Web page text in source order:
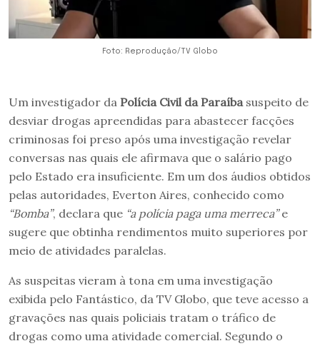
Foto: Reprodução/TV Globo
Um investigador da Polícia Civil da Paraíba suspeito de
desviar drogas apreendidas para abastecer facções
criminosas foi preso após uma investigação revelar
conversas nas quais ele afirmava que o salário pago
pelo Estado era insuficiente. Em um dos áudios obtidos
pelas autoridades, Everton Aires, conhecido como
“Bomba”, declara que “a polícia paga uma merreca”e
sugere que obtinha rendimentos muito superiores por
meio de atividades paralelas.
As suspeitas vieram à tona em uma investigação
exibida pelo Fantástico, da TV Globo, que teve acesso a
gravações nas quais policiais tratam o tráfico de
drogas como uma atividade comercial. Segundo o